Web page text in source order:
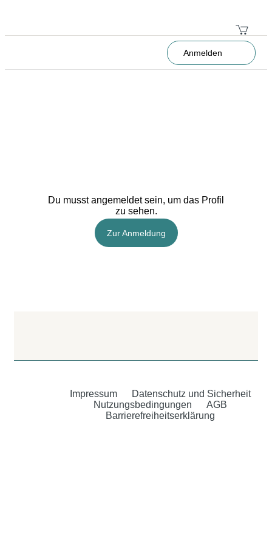
Anmelden
Du musst angemeldet sein, um das Profil
zu sehen.
Zur Anmeldung
Impressum
Datenschutz und Sicherheit
Nutzungsbedingungen
AGB
Barrierefreiheitserklärung